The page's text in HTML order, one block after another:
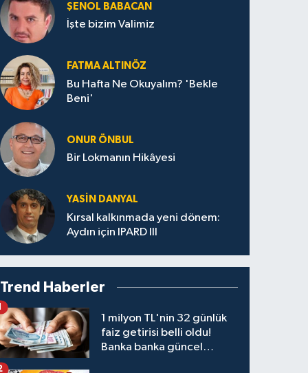
ŞENOL BABACAN
İşte bizim Valimiz
FATMA ALTINÖZ
Bu Hafta Ne Okuyalım? 'Bekle
Beni'
ONUR ÖNBUL
Bir Lokmanın Hikâyesi
YASIN DANYAL
Kırsal kalkınmada yeni dönem:
Aydın için IPARD III
Trend Haberler
1 milyon TL'nin 32 günlük
faiz getirisi belli oldu!
Banka banka güncel